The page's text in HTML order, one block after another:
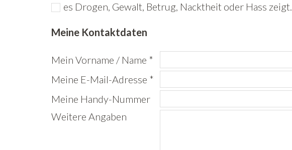
es Drogen, Gewalt, Betrug, Nacktheit oder Hass zeigt.
Meine Kontaktdaten
Mein Vorname / Name *
Meine E-Mail-Adresse *
Meine Handy-Nummer
Weitere Angaben